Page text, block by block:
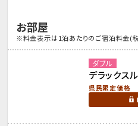
お部屋
※料金表示は1泊あたりのご宿泊料金(税
ダブル
デラックス
県民限定価格